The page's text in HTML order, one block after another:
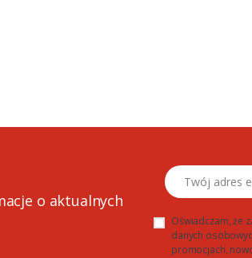
o aktualnych
Twój adres email
Oświadczam, że
danych
promocjach,